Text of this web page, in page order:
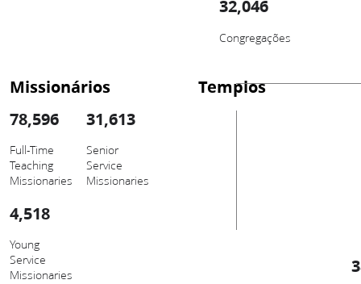
32,046
Congregações
Missionários
78,596
Full-Time
Teaching
Missionaries
31,613
Senior
Service
Missionaries
4,518
Young
Service
Missionaries
Templos